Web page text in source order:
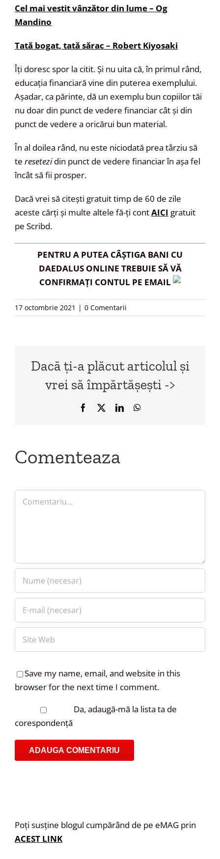
Cel mai vestit vânzător din lume – Og
Mandino
Tată bogat, tată sărac – Robert Kiyosaki
Îți doresc spor la citit. Și nu uita că, în primul rând,
educația financiară vine din puterea exemplului.
Așadar, ca părinte, dă un exemplu bun copiilor tăi
nu doar din punct de vedere financiar cât și din
punct de vedere a oricărui bun material.
În al doilea rând, nu este niciodată prea târziu să
te resetezidin punct de vedere financiar în așa fel
încât să fii prosper.
Dacă vrei să citești gratuit timp de 60 de zile
aceste cărți și multe altele fă-ți contAICI gratuit
pe Scribd.
PENTRU A PUTEA CÂȘTIGA BANI CU
DAEDALUS ONLINE TREBUIE SĂ VĂ
CONFIRMAȚI CONTUL PE EMAIL
17 octombrie 2021 | 0 Comentarii
Dacă ți-a plăcut articolul și
vrei să împărtășești ->
Facebook LinkedInWhatsApp
Comenteaza
Comment
Save my name, email, and website in this
browser for the next time I comment.
Da, adaugă-mă la lista ta de
corespondență
Poți susține blogul cumpărând de pe eMAG prin
ACEST LINK